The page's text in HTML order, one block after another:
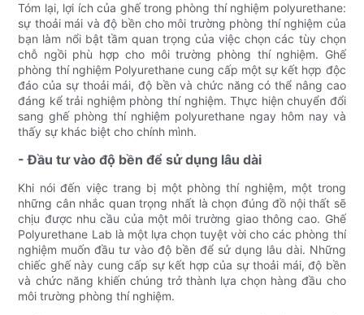
Tóm lại, lợi ích của ghế trong phòng thí nghiệm polyurethane:
sự thoải mái và độ bền cho môi trường phòng thí nghiệm của
bạn làm nổi bật tầm quan trọng của việc chọn các tùy chọn
chỗ ngồi phù hợp cho môi trường phòng thí nghiệm. Ghế
phòng thí nghiệm Polyurethane cung cấp một sự kết hợp độc
đáo của sự thoải mái, độ bền và chức năng có thể nâng cao
đáng kể trải nghiệm phòng thí nghiệm. Thực hiện chuyển đổi
sang ghế phòng thí nghiệm polyurethane ngay hôm nay và
thấy sự khác biệt cho chính mình.
- Đầu tư vào độ bền để sử dụng lâu dài
Khi nói đến việc trang bị một phòng thí nghiệm, một trong
những cân nhắc quan trọng nhất là chọn đúng đồ nội thất sẽ
chịu được nhu cầu của một môi trường giao thông cao. Ghế
Polyurethane Lab là một lựa chọn tuyệt vời cho các phòng thí
nghiệm muốn đầu tư vào độ bền để sử dụng lâu dài. Những
chiếc ghế này cung cấp sự kết hợp của sự thoải mái, độ bền
và chức năng khiến chúng trở thành lựa chọn hàng đầu cho
môi trường phòng thí nghiệm.